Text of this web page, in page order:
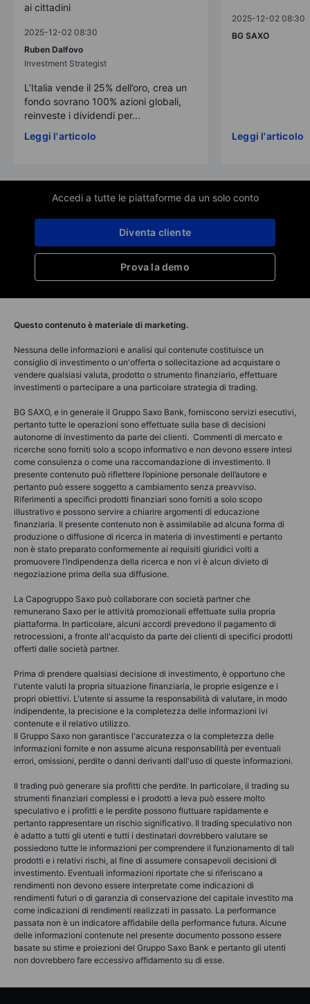
ai cittadini
2025-12-02 08:30
Ruben Dalfovo
Investment Strategist
L’Italia vende il 25% dell’oro, crea un
fondo sovrano 100% azioni globali,
reinveste i dividendi per...
Leggi l'articolo
2025-12-02 08:30
BG SAXO
Leggi l'articolo
Accedi a tutte le piattaforme da un solo conto
Prova la demo
Diventa cliente
Questo contenuto è materiale di marketing.
Nessuna delle informazioni e analisi qui contenute costituisce un
consiglio di investimento o un'offerta o sollecitazione ad acquistare o
vendere qualsiasi valuta, prodotto o strumento finanziario, effettuare
investimenti o partecipare a una particolare strategia di trading.
BG SAXO, e in generale il Gruppo Saxo Bank, forniscono servizi esecutivi,
pertanto tutte le operazioni sono effettuate sulla base di decisioni
autonome di investimento da parte dei clienti. Commenti di mercato e
ricerche sono forniti solo a scopo informativo e non devono essere intesi
come consulenza o come una raccomandazione di investimento. Il
presente contenuto può riflettere l’opinione personale dell’autore e
pertanto può essere soggetto a cambiamento senza preavviso.
Riferimenti a specifici prodotti finanziari sono forniti a solo scopo
illustrativo e possono servire a chiarire argomenti di educazione
finanziaria. Il presente contenuto non è assimilabile ad alcuna forma di
produzione o diffusione di ricerca in materia di investimenti e pertanto
non è stato preparato conformemente ai requisiti giuridici volti a
promuovere l’indipendenza della ricerca e non vi è alcun divieto di
negoziazione prima della sua diffusione.
La Capogruppo Saxo può collaborare con società partner che
remunerano Saxo per le attività promozionali effettuate sulla propria
piattaforma. In particolare, alcuni accordi prevedono il pagamento di
retrocessioni, a fronte all'acquisto da parte dei clienti di specifici prodotti
offerti dalle società partner.
Prima di prendere qualsiasi decisione di investimento, è opportuno che
l'utente valuti la propria situazione finanziaria, le proprie esigenze e i
propri obiettivi. L'utente si assume la responsabilità di valutare, in modo
indipendente, la precisione e la completezza delle informazioni ivi
contenute e il relativo utilizzo.
Il Gruppo Saxo non garantisce l'accuratezza o la completezza delle
informazioni fornite e non assume alcuna responsabilità per eventuali
errori, omissioni, perdite o danni derivanti dall'uso di queste informazioni.
Il trading può generare sia profitti che perdite. In particolare, il trading su
strumenti finanziari complessi e i prodotti a leva può essere molto
speculativo e i profitti e le perdite possono fluttuare rapidamente e
pertanto rappresentare un rischio significativo. Il trading speculativo non
è adatto a tutti gli utenti e tutti i destinatari dovrebbero valutare se
possiedono tutte le informazioni per comprendere il funzionamento di tali
prodotti e i relativi rischi, al fine di assumere consapevoli decisioni di
investimento. Eventuali informazioni riportate che si riferiscano a
rendimenti non devono essere interpretate come indicazioni di
rendimenti futuri o di garanzia di conservazione del capitale investito ma
come indicazioni di rendimenti realizzati in passato. La performance
passata non è un indicatore affidabile della performance futura. Alcune
delle informazioni contenute nel presente documento possono essere
basate su stime e proiezioni del Gruppo Saxo Bank e pertanto gli utenti
non dovrebbero fare eccessivo affidamento su di esse.